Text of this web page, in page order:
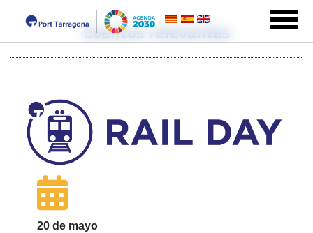
Eventos relevantes
20 de mayo